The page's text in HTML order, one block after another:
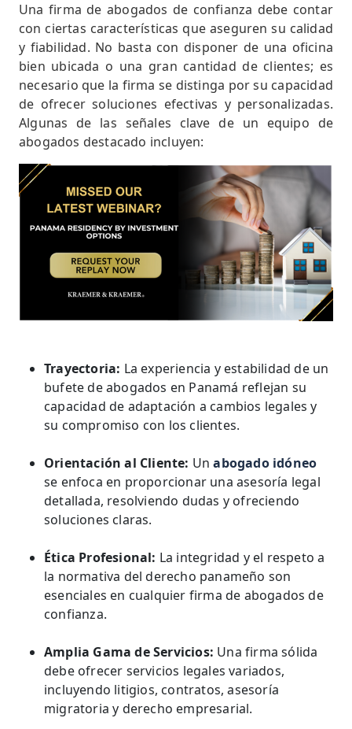
Una firma de abogados de confianza debe contar
con ciertas características que aseguren su calidad
y fiabilidad. No basta con disponer de una oficina
bien ubicada o una gran cantidad de clientes; es
necesario que la firma se distinga por su capacidad
de ofrecer soluciones efectivas y personalizadas.
Algunas de las señales clave de un equipo de
abogados destacado incluyen:
Trayectoria: La experiencia y estabilidad de un
bufete de abogados en Panamá reflejan su
capacidad de adaptación a cambios legales y
su compromiso con los clientes.
Orientación al Cliente: Unabogado idóneo
se enfoca en proporcionar una asesoría legal
detallada, resolviendo dudas y ofreciendo
soluciones claras.
Ética Profesional: La integridad y el respeto a
la normativa del derecho panameño son
esenciales en cualquier firma de abogados de
confianza.
Amplia Gama de Servicios: Una firma sólida
debe ofrecer servicios legales variados,
incluyendo litigios, contratos, asesoría
migratoria y derecho empresarial.